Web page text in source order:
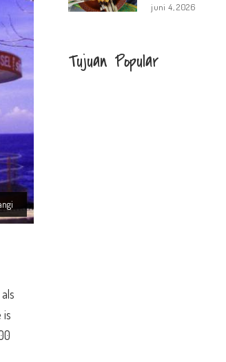
is
juni 4, 2026
Tujuan Popular